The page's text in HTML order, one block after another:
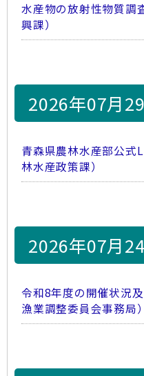
水産物の放射性物質調
興課）
2026年07月
青森県農林水産部公式
林水産政策課）
2026年07月
令和8年度の開催状況
漁業調整委員会事務局）